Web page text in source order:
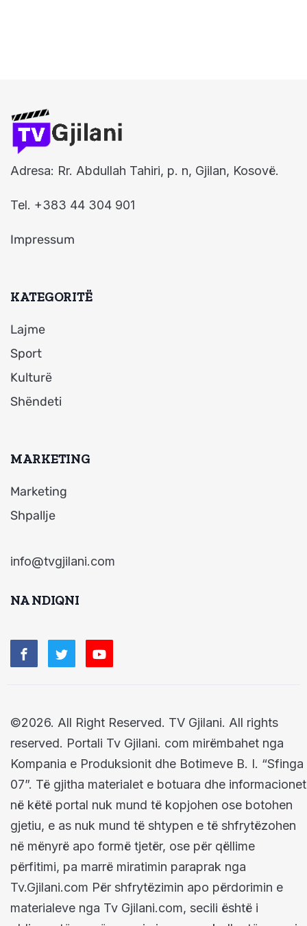
Adresa: Rr. Abdullah Tahiri, p. n, Gjilan, Kosovë.
Tel. +383 44 304 901
Impressum
KATEGORITË
Lajme
Sport
Kulturë
Shëndeti
MARKETING
Marketing
Shpallje
info@tvgjilani.com
NA NDIQNI
©2026. All Right Reserved. TV Gjilani. All rights
reserved. Portali Tv Gjilani. com mirëmbahet nga
Kompania e Produksionit dhe Botimeve B. I. “Sfinga
07”. Të gjitha materialet e botuara dhe informacionet
në këtë portal nuk mund të kopjohen ose botohen
gjetiu, e as nuk mund të shtypen e të shfrytëzohen
në mënyrë apo formë tjetër, ose për qëllime
përfitimi, pa marrë miratimin paraprak nga
Tv.Gjilani.com Për shfrytëzimin apo përdorimin e
materialeve nga Tv Gjilani.com, secili është i